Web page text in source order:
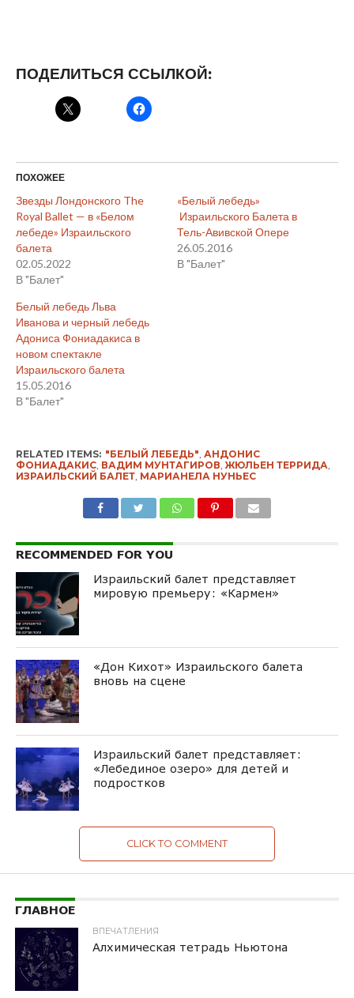
ПОДЕЛИТЬСЯ ССЫЛКОЙ:
ПОХОЖЕЕ
Звезды Лондонского The
Royal Ballet — в «Белом
лебеде» Израильского
балета
02.05.2022
В "Балет"
«Белый лебедь»
Израильского Балета в
Тель-Авивской Опере
26.05.2016
В "Балет"
Белый лебедь Льва
Иванова и черный лебедь
Адониса Фониадакиса в
новом спектакле
Израильского балета
15.05.2016
В "Балет"
RELATED ITEMS: "БЕЛЫЙ ЛЕБЕДЬ", АНДОНИС
ФОНИАДАКИС, ВАДИМ МУНТАГИРОВ, ЖЮЛЬЕН ТЕРРИДА,
ИЗРАИЛЬСКИЙ БАЛЕТ, МАРИАНЕЛА НУНЬЕС
RECOMMENDED FOR YOU
Израильский балет представляет
мировую премьеру: «Кармен»
«Дон Кихот» Израильского балета
вновь на сцене
Израильский балет представляет:
«Лебединое озеро» для детей и
подростков
CLICK TO COMMENT
ГЛАВНОЕ
ВПЕЧАТЛЕНИЯ
Алхимическая тетрадь Ньютона